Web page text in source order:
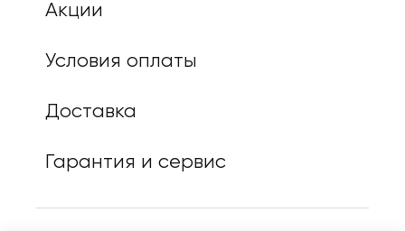
Акции
Условия оплаты
Доставка
Гарантия и сервис